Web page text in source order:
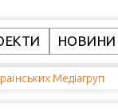
НОВИНИ
Медіагруп